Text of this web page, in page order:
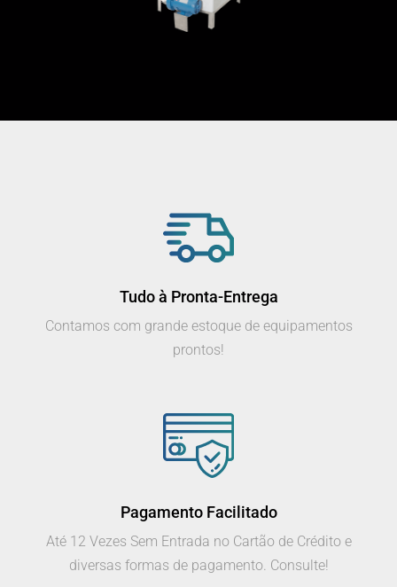
Tudo à Pronta-Entrega
Contamos com grande estoque de equipamentos
prontos!
Pagamento Facilitado
Até 12 Vezes Sem Entrada no Cartão de Crédito e
diversas formas de pagamento. Consulte!